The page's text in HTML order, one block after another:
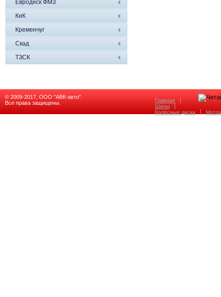
Евродиск ФМЗ
КиК
Кременчуг
Скад
ТЗСК
© 2009-2017, ООО "АВК-авто".
Все права защищены.
Главная
Шины
Колёсные диски